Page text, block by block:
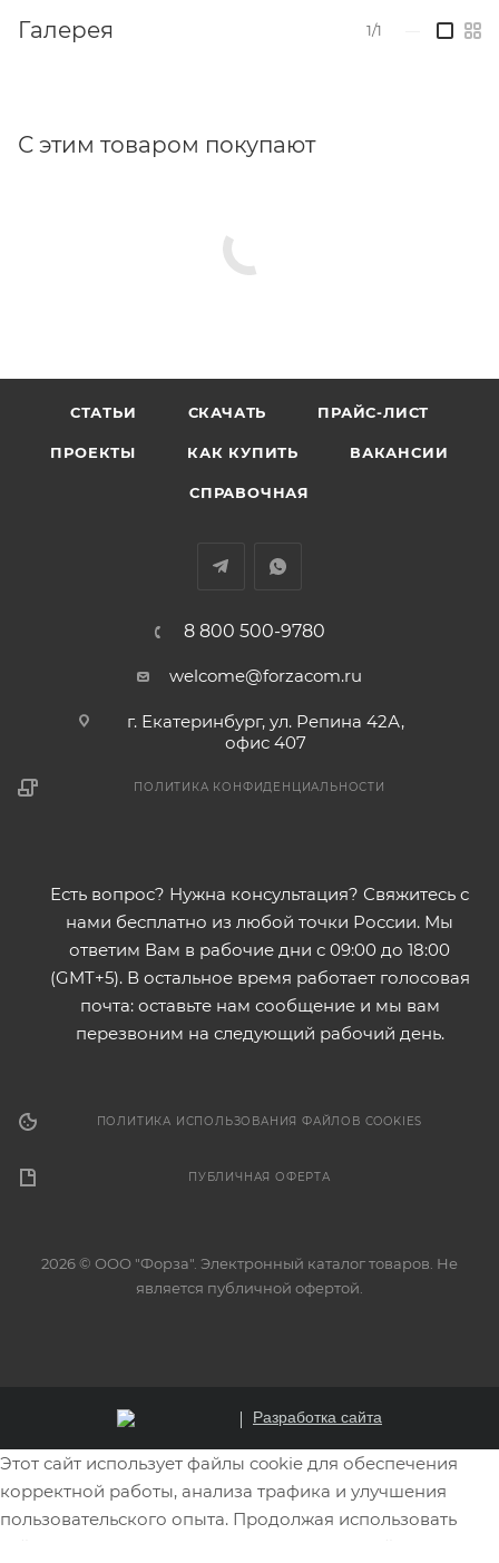
Галерея 1/1
С этим товаром покупают
СТАТЬИ СКАЧАТЬ ПРАЙС-ЛИСТ
ПРОЕКТЫ КАК КУПИТЬ ВАКАНСИИ
СПРАВОЧНАЯ
8 800 500-9780
welcome@forzacom.ru
г. Екатеринбург, ул. Репина 42А,
офис 407
ПОЛИТИКА КОНФИДЕНЦИАЛЬНОСТИ
Есть вопрос? Нужна консультация? Свяжитесь с
нами бесплатно из любой точки России. Мы
ответим Вам в рабочие дни с 09:00 до 18:00
(GMT+5). В остальное время работает голосовая
почта: оставьте нам сообщение и мы вам
перезвоним на следующий рабочий день.
ПОЛИТИКА ИСПОЛЬЗОВАНИЯ ФАЙЛОВ COOKIES
ПУБЛИЧНАЯ ОФЕРТА
2026 © ООО "Форза". Электронный каталог товаров. Не
является публичной офертой.
Разработка сайта
Этот сайт использует файлы cookie для обеспечения
корректной работы, анализа трафика и улучшения
пользовательского опыта. Продолжая использовать